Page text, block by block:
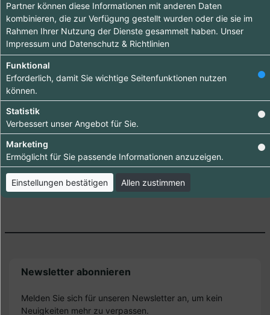
Hebe dich ab von
anderen ab und
bringe deinen
Firmeneintrag ganz
nach vorn.
Bestelle jetzt dein
Premium-Eintrag!
Bringen Sie Ihr Business nach vorn!
Newsletter abonnieren
Melden Sie sich für unseren Newsletter an, um kein
Neuigkeiten mehr zu verpassen.
Partner können diese Informationen mit anderen Daten
kombinieren, die zur Verfügung gestellt wurden oder die sie im
Rahmen Ihrer Nutzung der Dienste gesammelt haben. Unser
Impressum und Datenschutz & Richtlinien
Funktional
Erforderlich, damit Sie wichtige Seitenfunktionen nutzen
können.
Statistik
Verbessert unser Angebot für Sie.
Marketing
Ermöglicht für Sie passende Informationen anzuzeigen.
Einstellungen bestätigen Allen zustimmen